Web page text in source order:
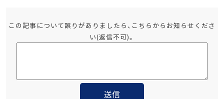
この記事について誤りがありましたら、こちらからお知らせくださ
い(返信不可)。